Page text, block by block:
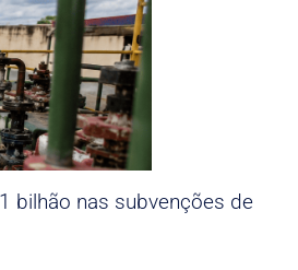
bilhão nas subvenções de